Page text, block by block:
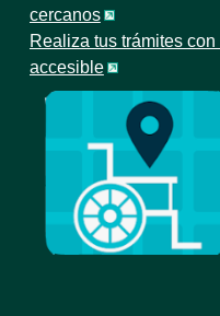
cercanos
Realiza tus trámites
accesible